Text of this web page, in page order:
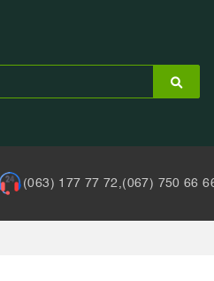
(063) 177 77 72, (067) 750 66